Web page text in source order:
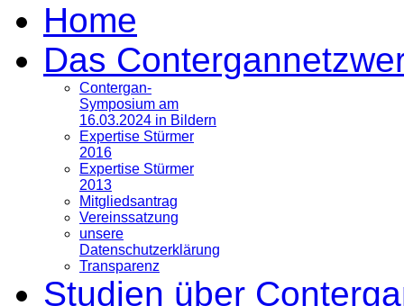
Home
Das
Contergan-
Symposium am
16.03.2024 in Bildern
Expertise Stürmer
2016
Expertise Stürmer
2013
Mitgliedsantrag
Vereinssatzung
unsere
Datenschutzerklärung
Transparenz
Studien über